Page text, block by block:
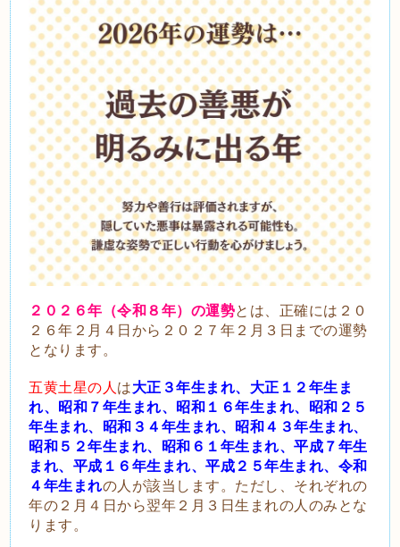
２０２６年（令和８年）の運勢とは、正確には２０
２６年２月４日から２０２７年２月３日までの運勢
となります。
五黄土星の人 は大正３年生まれ、大正１２年生ま
れ、昭和７年生まれ、昭和１６年生まれ、昭和２５
年生まれ、昭和３４年生まれ、昭和４３年生まれ、
昭和５２年生まれ、昭和６１年生まれ、平成７年生
まれ、平成１６年生まれ、平成２５年生まれ、令和
４年生まれの人が該当します。ただし、それぞれの
年の２月４日から翌年２月３日生まれの人のみとな
ります。